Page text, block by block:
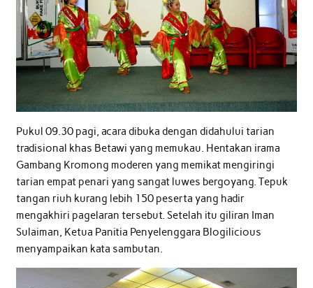
Pukul 09.30 pagi, acara dibuka dengan didahului tarian
tradisional khas Betawi yang memukau. Hentakan irama
Gambang Kromong moderen yang memikat mengiringi
tarian empat penari yang sangat luwes bergoyang. Tepuk
tangan riuh kurang lebih 150 peserta yang hadir
mengakhiri pagelaran tersebut. Setelah itu giliran Iman
Sulaiman, Ketua Panitia Penyelenggara Blogilicious
menyampaikan kata sambutan.